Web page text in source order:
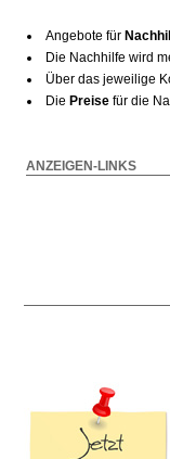
Angebote für
Die Nachhilfe wird
Über das jeweilige
Die Preise für die
ANZEIGEN-LINKS